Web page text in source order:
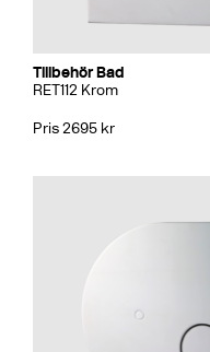
Tillbehör Bad
RET112 Krom
Pris 2695 kr